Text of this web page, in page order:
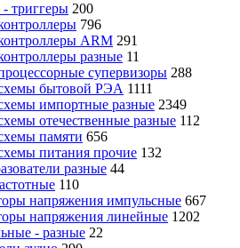
триггеры 200
796
ARM 291
разные 11
супервизоры 288
бытовой РЭА 1111
импортные разные 2349
отечественные разные 112
памяти 656
питания прочие 132
разные 44
110
напряжения импульсные 667
напряжения линейные 1202
- разные 22